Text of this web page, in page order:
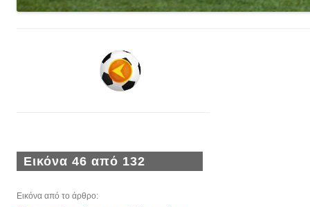
Εικόνα 46 από 132
Εικόνα από το άρθρο: